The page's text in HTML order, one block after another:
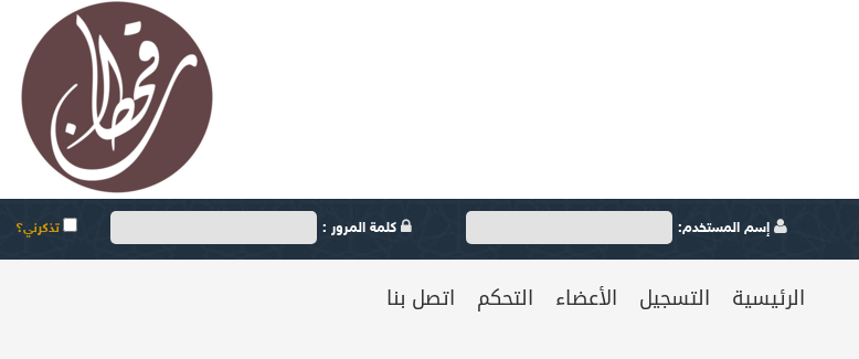
إسم المستخدم: كلمة المرور : تذكرني؟
الرئيسية التسجيل الأعضاء التحكم اتصل بنا